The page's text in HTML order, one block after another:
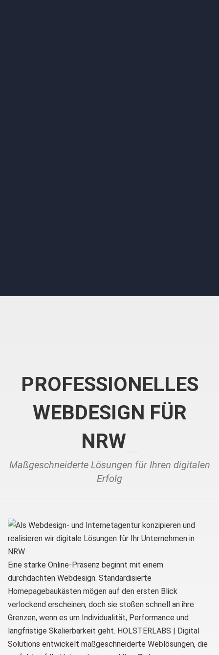
PROFESSIONELLES
WEBDESIGN FÜR
NRW
Maßgeschneiderte Lösungen für Ihren digitalen
Erfolg
Eine starke Online-Präsenz beginnt mit einem
durchdachten Webdesign. Standardisierte
Homepagebaukästen mögen auf den ersten Blick
verlockend erscheinen, doch sie stoßen schnell an ihre
Grenzen, wenn es um Individualität, Performance und
langfristige Skalierbarkeit geht. HOLSTERLABS | Digital
Solutions entwickelt maßgeschneiderte Weblösungen, die